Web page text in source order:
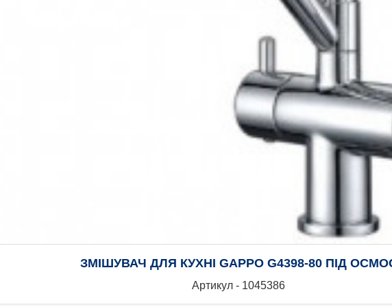
ЗМІШУВАЧ ДЛЯ КУХНІ GAPPO G4398-80 ПІД
Артикул - 1045386